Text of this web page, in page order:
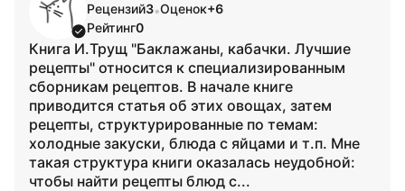
Рецензий3•Оценок+6
Рейтинг0
Книга И.Трущ "Баклажаны, кабачки. Лучшие
рецепты" относится к специализированным
сборникам рецептов. В начале книге
приводится статья об этих овощах, затем
рецепты, структурированные по темам:
холодные закуски, блюда с яйцами и т.п. Мне
такая структура книги оказалась неудобной:
чтобы найти рецепты блюд с...